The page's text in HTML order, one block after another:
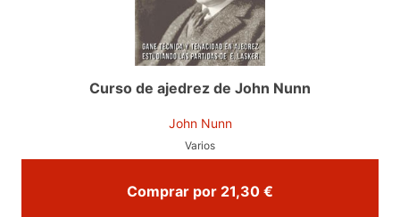
Curso de ajedrez de John Nunn
John Nunn
Varios
Comprar por 21,30 €